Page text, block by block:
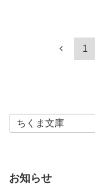
1
お知らせ